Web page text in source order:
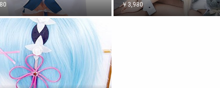
￥ 3,980